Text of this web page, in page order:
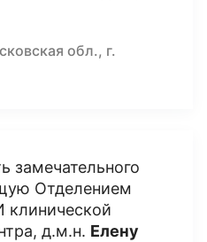
обл., г.
замечательного
Отделением
д.м.н. Елену